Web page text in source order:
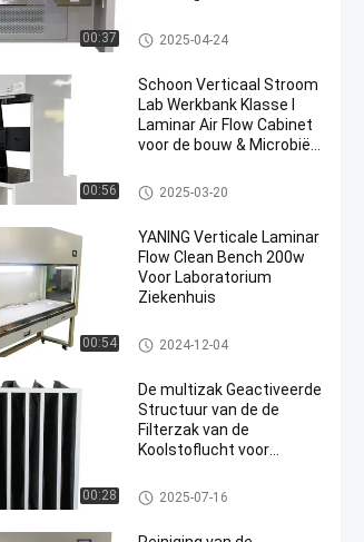
00:37 Laminaire Schone Bank
2025-04-24
00:56
Schoon Verticaal Stroom
Lab Werkbank Klasse I
Laminar Air Flow Cabinet
voor de bouw & Microbiële
Laminaire Schone Bank
2025-03-20
00:54
YANING Verticale Laminar
Flow Clean Bench 200w
Voor Laboratorium
Ziekenhuis
Laminaire Schone Bank
2024-12-04
00:28
De multizak Geactiveerde
Structuur van de de
Filterzak van de
Koolstoflucht voor
De Filter van de zaklucht
2025-07-16